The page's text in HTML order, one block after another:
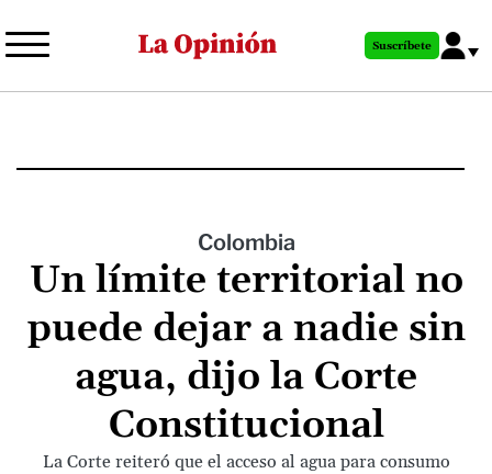
al
principal
Suscríbete
Colombia
Un límite territorial no
puede dejar a nadie sin
agua, dijo la Corte
Constitucional
La Corte reiteró que el acceso al agua para consumo